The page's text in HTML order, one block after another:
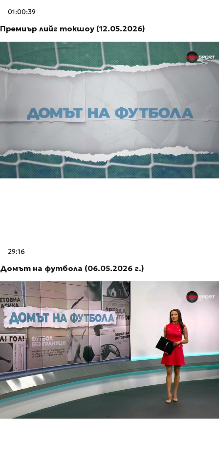
01:00:39
Премиър лийг токшоу (12.05.2026)
29:16
Домът на футбола (06.05.2026 г.)